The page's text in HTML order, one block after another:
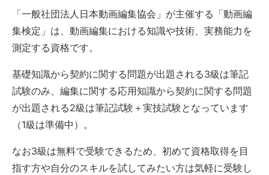
「一般社団法人日本動画編集協会」が主催する「動画編
集検定」は、動画編集における知識や技術、実務能力を
測定する資格です。
基礎知識から契約に関する問題が出題される3級は筆記
試験のみ、編集に関する応用知識から契約に関する問題
が出題される2級は筆記試験＋実技試験となっています
（1級は準備中）。
なお3級は無料で受験できるため、初めて資格取得を目
指す方や自分のスキルを試してみたい方は気軽に受験し